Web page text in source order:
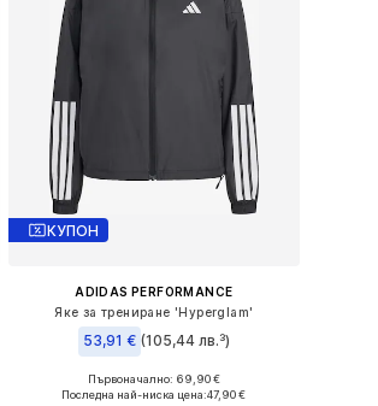
КУПОН
ADIDAS PERFORMANCE
Яке за трениране 'Hyperglam'
53,91 € (105,44 лв.³)
Налични размери: XS, S, M, L, XL
Първоначално: 69,90 €
Последна най-ниска цена:47,90 €